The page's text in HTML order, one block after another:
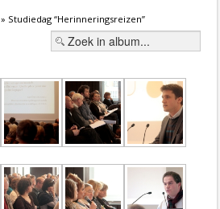
» Studiedag “Herinneringsreizen”